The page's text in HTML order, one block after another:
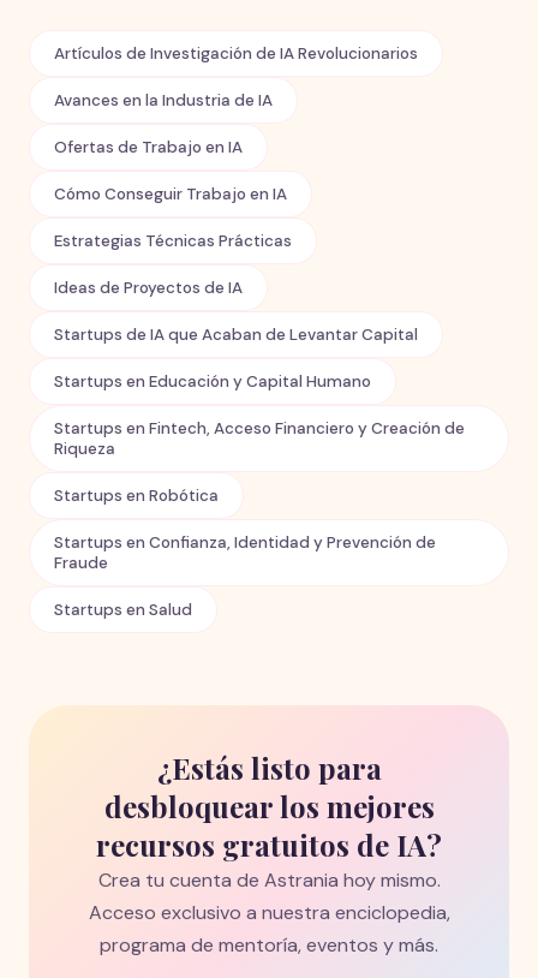
Artículos de Investigación de IA Revolucionarios
Avances en la Industria de IA
Ofertas de Trabajo en IA
Cómo Conseguir Trabajo en IA
Estrategias Técnicas Prácticas
Ideas de Proyectos de IA
Startups de IA que Acaban de Levantar Capital
Startups en Educación y Capital Humano
Startups en Fintech, Acceso Financiero y Creación de
Riqueza
Startups en Robótica
Startups en Confianza, Identidad y Prevención de
Fraude
Startups en Salud
¿Estás listo para
desbloquear los mejores
recursos gratuitos de IA?
Crea tu cuenta de Astrania hoy mismo.
Acceso exclusivo a nuestra enciclopedia,
programa de mentoría, eventos y más.